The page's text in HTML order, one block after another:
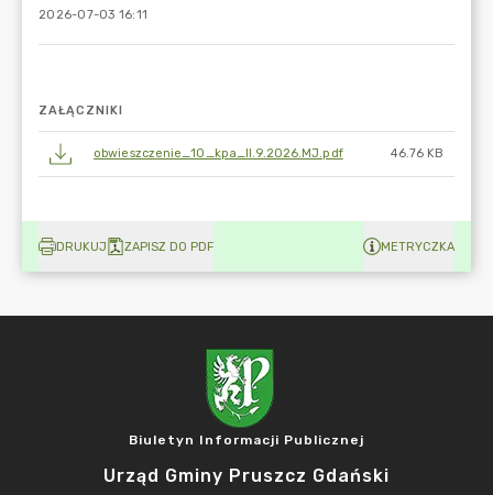
2026-07-03 16:11
ZAŁĄCZNIKI
obwieszczenie_10_kpa_II.9.2026.MJ.pdf 46.76 KB
DRUKUJ ZAPISZ DO PDF METRYCZKA
Biuletyn Informacji Publicznej
Urząd Gminy Pruszcz Gdański